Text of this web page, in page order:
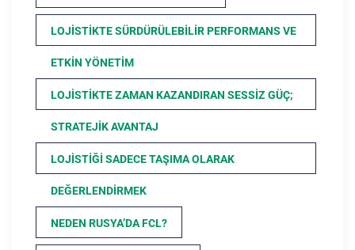
LOJISTIKTE SÜRDÜRÜLEBILIR PERFORMANS VE
ETKIN YÖNETIM
LOJISTIKTE ZAMAN KAZANDIRAN SESSIZ GÜÇ;
STRATEJIK AVANTAJ
LOJISTIĞI SADECE TAŞIMA OLARAK
DEĞERLENDIRMEK
NEDEN RUSYA’DA FCL?